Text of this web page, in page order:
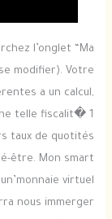
l’onglet “Ma
modifier). Votre
a un calcul,
telle fiscalit� 1
taux de quotités
être. Mon smart
virtuel
nous immerger